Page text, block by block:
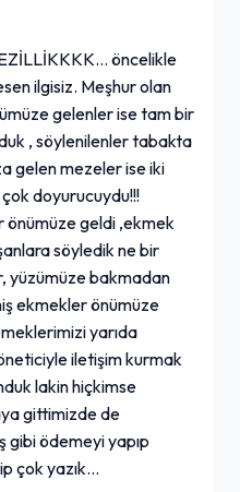
öncelikle
ilgisiz. Meşhur olan
gelenler ise tam bir
, söylenilenler tabakta
gelen mezeler ise iki
doyurucuydu!!!
önümüze geldi ,ekmek
söyledik ne bir
yüzümüze bakmadan
ekmekler önümüze
yarıda
iletişim kurmak
lakin hiçkimse
gittimizde de
gibi ödemeyi yapıp
çok yazık…